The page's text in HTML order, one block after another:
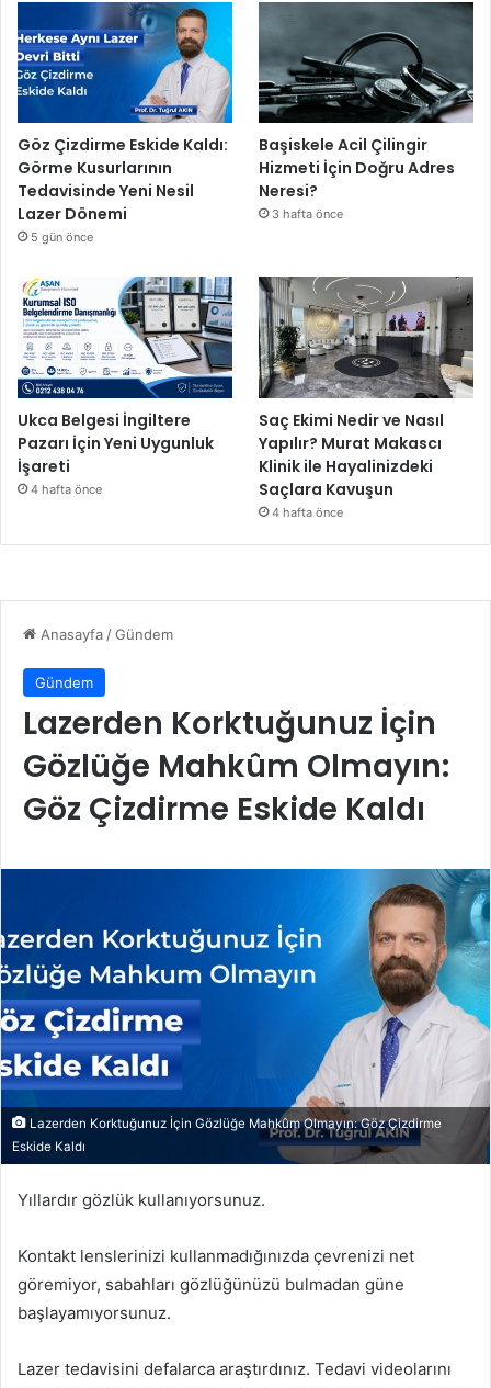
Göz Çizdirme Eskide Kaldı:
Görme Kusurlarının
Tedavisinde Yeni Nesil
Lazer Dönemi
5 gün önce
Başiskele Acil Çilingir
Hizmeti İçin Doğru Adres
Neresi?
3 hafta önce
Ukca Belgesi İngiltere
Pazarı İçin Yeni Uygunluk
İşareti
4 hafta önce
Saç Ekimi Nedir ve Nasıl
Yapılır? Murat Makascı
Klinik ile Hayalinizdeki
Saçlara Kavuşun
4 hafta önce